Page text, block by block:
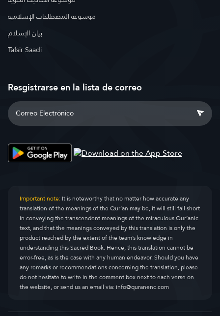
موسوعة المصطلحات الإسلامية
بيان الإسلام
Tafsir Saadi
Resgistrarse en la lista de correo
Important note:It is noteworthy that no matter how accurate any
translation of the meanings of the Qur’an may be, it will still fall short
in conveying the transcendent meanings of the miraculous Qur’anic
text, and that the meanings conveyed by this translation is only the
product reached by the extent of the team’s knowledge in
understanding this Sacred Book. Hence, this translation cannot be
error-free, as is the case with any human endeavor. Should you have
any remarks or recommendations concerning the translation, please
do not hesitate to write in the comment box next to each verse on
the website, or send us an email via:info@quranenc.com